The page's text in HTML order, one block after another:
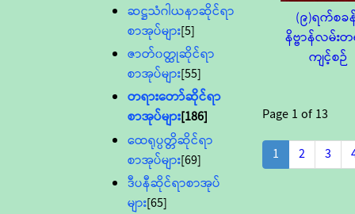
ဆဋ္ဌသံဂါယနာဆိုင်ရာ
စာအုပ်များ[5]
ဇာတ်၀တ္ထုဆိုင်ရာ
စာအုပ်များ[55]
တရားတော်ဆိုင်ရာ
စာအုပ်များ[186]
ထေရုပ္ပတ္တိဆိုင်ရာ
စာအုပ်များ[69]
ဒီပနီဆိုင်ရာစာအုပ်
များ[65]
(၉)ရက်စခ
နိဗ္ဗာန်လမ်းတ
ကျင့်စဉ်
Page1 of13
1
2 3